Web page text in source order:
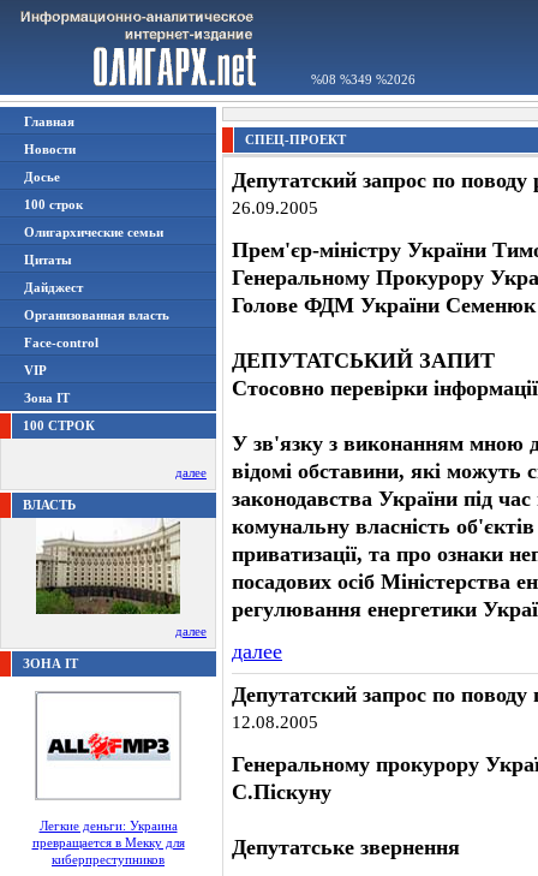
%08 %349 %2026
Главная
Новости
Досье
100 строк
Олигархические семьи
Цитаты
Дайджест
Организованная власть
Face-control
VIP
Зона IT
100 СТРОК
далее
ВЛАСТЬ
далее
ЗОНА IT
Легкие деньги: Украина
превращается в Мекку для
киберпреступников
СПЕЦ-ПРОЕКТ
Депутатский запрос по
26.09.2005
Прем'єр-мiнiстру України
Генеральному Прокурору
Голове ФДМ України
ДЕПУТАТСЬКИЙ ЗАПИТ
Стосовно перевiрки
У зв'язку з виконанням мною
вiдомi обставини, якi можуть
законодавства України пiд
комунальну власнiсть
приватизацiї, та про ознаки
посадових осiб Мiнiстерства
регулювання енергетики
далее
Депутатский запрос по
12.08.2005
Генеральному прокурору
С.Піскуну
Депутатське звернення